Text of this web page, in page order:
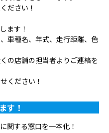
ださい！
ます！
車種名、年式、走行距離、色
の店舗の担当者よりご連絡を
ください！
す！
関する窓口を一本化！